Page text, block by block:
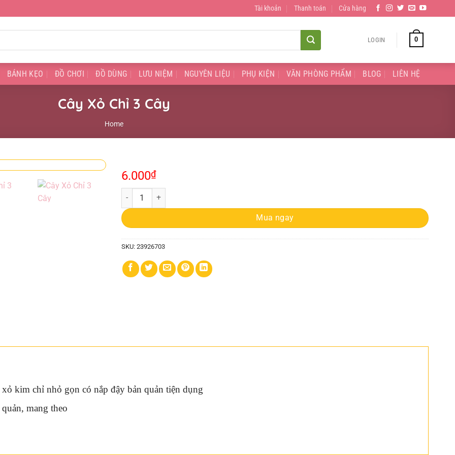
Tài khoản Thanh toán Cửa hàng
LOGIN 0
BÁNH KẸO ĐỒ CHƠI ĐỒ DÙNG LƯU NIỆM NGUYÊN LIỆU PHỤ KIỆN VĂN PHÒNG PHẨM BLOG LIÊN HỆ
Cây Xỏ Chỉ 3 Cây
Home
6.000₫
Cây Xỏ Chỉ 3 Cây quantity
Mua ngay
SKU: 23926703
kim chỉ nhỏ gọn có nắp đậy bản quản tiện dụng
mang theo